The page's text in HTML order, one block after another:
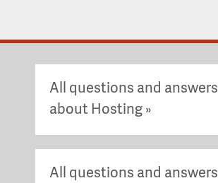
All questions and answers
about Hosting
All questions and answers